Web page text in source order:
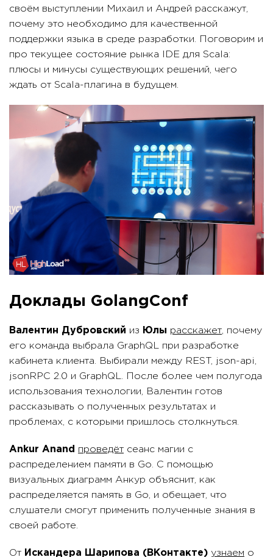
своём выступлении Михаил и Андрей расскажут,
почему это необходимо для качественной
поддержки языка в среде разработки. Поговорим и
про текущее состояние рынка IDE для Scala:
плюсы и минусы существующих решений, чего
ждать от Scala-плагина в будущем.
Доклады GolangConf
Валентин Дубровский из Юлы расскажет , почему
его команда выбрала GraphQL при разработке
кабинета клиента. Выбирали между REST, json-api,
jsonRPC 2.0 и GraphQL. После более чем полугода
использования технологии, Валентин готов
рассказывать о полученных результатах и
проблемах, с которыми пришлось столкнуться.
Ankur Anand проведёт сеанс магии с
распределением памяти в Go. С помощью
визуальных диаграмм Анкур объяснит, как
распределяется память в Go, и обещает, что
слушатели смогут применить полученные знания в
своей работе.
От Искандера Шарипова (ВКонтакте) узнаем о